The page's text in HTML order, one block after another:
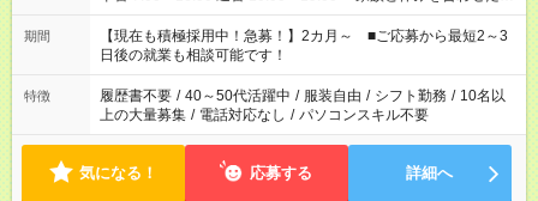
い」 「余裕を持って夕飯の準備がしたい」 「できれば残業はし
たくない」 など、ご希望を教えてくださいね。 ※Wワーク希望
の方へ 今ご覧のお仕事で希望する勤務時間と、もう1つのお仕事
の勤務時間。 合計で週40時間を超える場合は応募できません。
期間
【現在も積極採用中！急募！】2カ月～ ■ご応募から最短2～3
日後の就業も相談可能です！
特徴 履歴書不要 / 40～50代活躍中 / 服装自由 / シフト勤務 / 10名以
上の大量募集 / 電話対応なし / パソコンスキル不要
気になる！ 応募する 詳細へ